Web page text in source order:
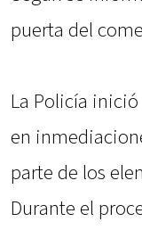
puerta del
La Policía
en
parte de los
Durante el